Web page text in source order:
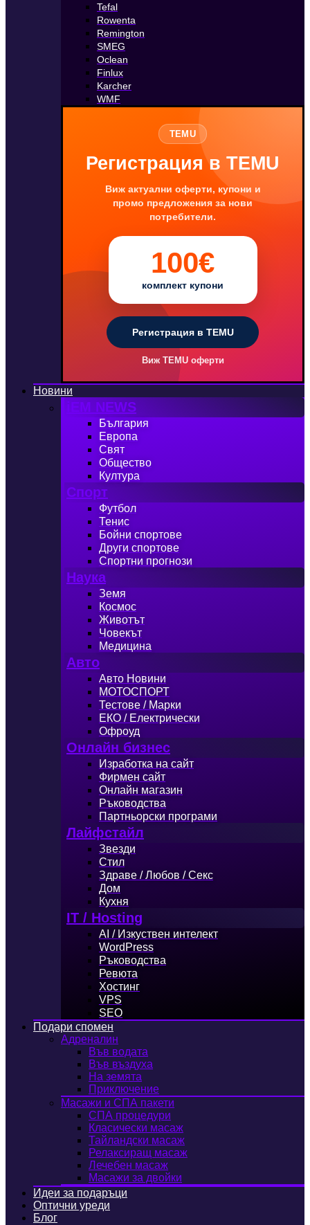
Tefal
Rowenta
Remington
SMEG
Oclean
Finlux
Karcher
WMF
TEMU
Регистрация в TEMU
Виж актуални оферти, купони и
промо предложения за нови
потребители.
100€
комплект купони
Регистрация в TEMU
Виж TEMU оферти
Новини
iEM NEWS
България
Европа
Свят
Общество
Култура
Спорт
Футбол
Тенис
Бойни спортове
Други спортове
Спортни прогнози
Наука
Земя
Космос
Животът
Човекът
Медицина
Авто
Авто Новини
МОТОСПОРТ
Тестове / Марки
ЕКО / Електрически
Офроуд
Онлайн бизнес
Изработка на сайт
Фирмен сайт
Онлайн магазин
Ръководства
Партньорски програми
Лайфстайл
Звезди
Стил
Здраве / Любов / Секс
Дом
Кухня
IT / Hosting
AI / Изкуствен интелект
WordPress
Ръководства
Ревюта
Хостинг
VPS
SEO
Подари спомен
Адреналин
Във водата
Във въздуха
На земята
Приключение
Масажи и СПА пакети
СПА процедури
Класически масаж
Тайландски масаж
Релаксиращ масаж
Лечебен масаж
Масажи за двойки
Идеи за подаръци
Оптични уреди
Блог